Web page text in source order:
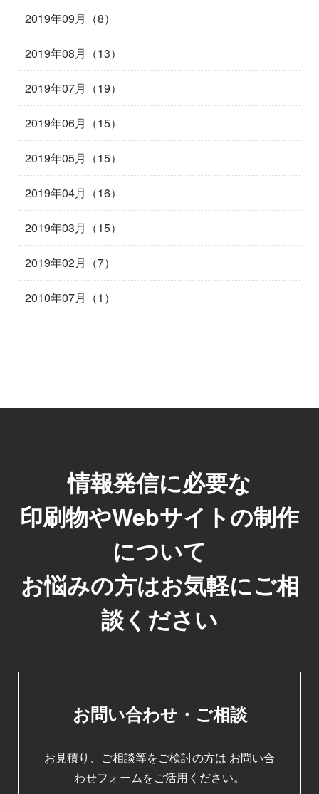
2019年09月（8）
2019年08月（13）
2019年07月（19）
2019年06月（15）
2019年05月（15）
2019年04月（16）
2019年03月（15）
2019年02月（7）
2010年07月（1）
情報発信に必要な
印刷物やWebサイトの制作
について
お悩みの方はお気軽にご相
談ください
お問い合わせ・ご相談
お見積り、ご相談等をご検討の方は お問い合
わせフォームをご活用ください。